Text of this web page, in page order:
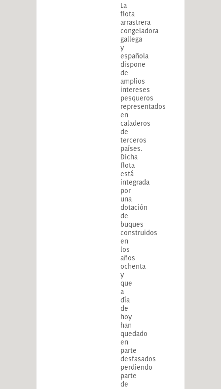
La
flota
arrastrera
congeladora
gallega
y
española
dispone
de
amplios
intereses
pesqueros
representados
en
caladeros
de
terceros
países.
Dicha
flota
está
integrada
por
una
dotación
de
buques
construidos
en
los
años
ochenta
y
que
a
día
de
hoy
han
quedado
en
parte
desfasados
perdiendo
parte
de